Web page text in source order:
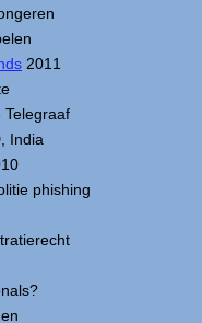
2011
Telegraaf
India
phishing